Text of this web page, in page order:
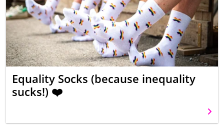
Equality Socks (because inequality
sucks!) ❤️